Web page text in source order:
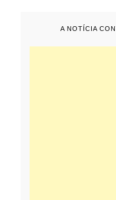
A NOTÍCIA